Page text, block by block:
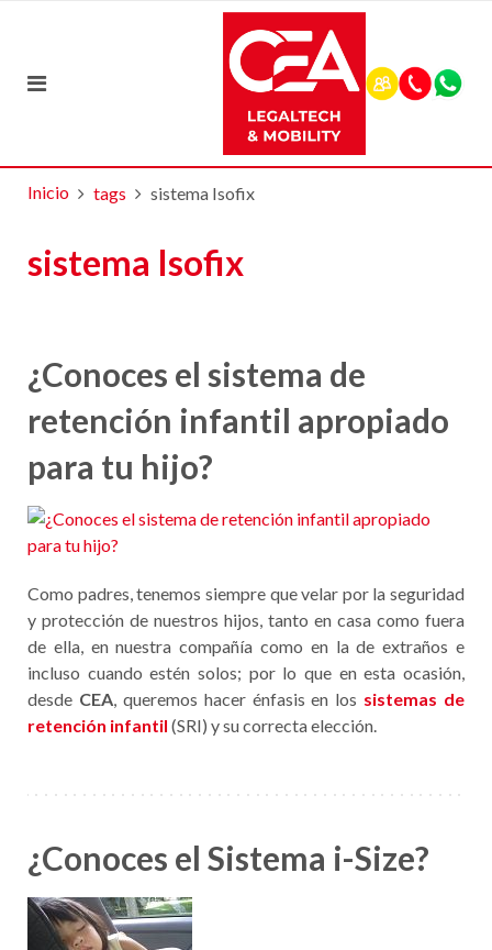
Inicio tags sistema Isofix
sistema Isofix
¿Conoces el sistema de
retención infantil apropiado
para tu hijo?
Como padres, tenemos siempre que velar por la seguridad
y protección de nuestros hijos, tanto en casa como fuera
de ella, en nuestra compañía como en la de extraños e
incluso cuando estén solos; por lo que en esta ocasión,
desde CEA, queremos hacer énfasis en los sistemas de
retención infantil (SRI) y su correcta elección.
¿Conoces el Sistema i-Size?